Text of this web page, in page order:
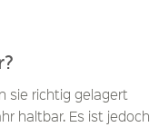
sie richtig gelagert
haltbar. Es ist jedoch